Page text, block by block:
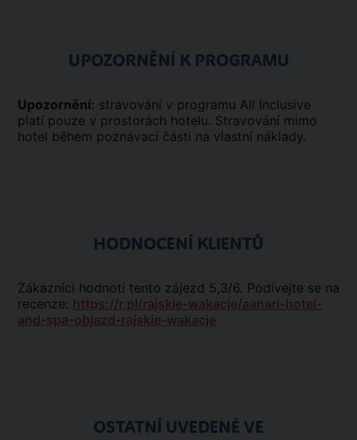
UPOZORNĚNÍ K PROGRAMU
Upozornění: stravování v programu All Inclusive
platí pouze v prostorách hotelu. Stravování mimo
hotel během poznávací části na vlastní náklady.
HODNOCENÍ KLIENTŮ
Zákazníci hodnotí tento zájezd 5,3/6. Podívejte se na
recenze: https://r.pl/rajskie-wakacje/aanari-hotel-
and-spa-objazd-rajskie-wakacje
OSTATNÍ UVEDENÉ VE